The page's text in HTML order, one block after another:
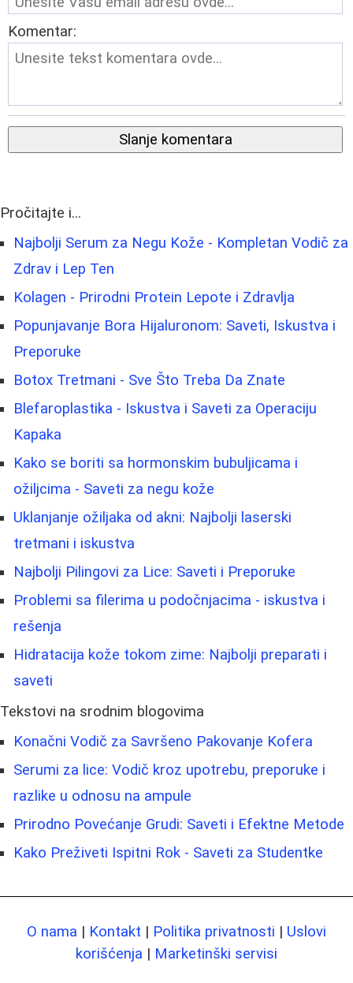
Komentar:
Slanje komentara
Pročitajte i...
Najbolji Serum za Negu Kože - Kompletan Vodič za
Zdrav i Lep Ten
Kolagen - Prirodni Protein Lepote i Zdravlja
Popunjavanje Bora Hijaluronom: Saveti, Iskustva i
Preporuke
Botox Tretmani - Sve Što Treba Da Znate
Blefaroplastika - Iskustva i Saveti za Operaciju
Kapaka
Kako se boriti sa hormonskim bubuljicama i
ožiljcima - Saveti za negu kože
Uklanjanje ožiljaka od akni: Najbolji laserski
tretmani i iskustva
Najbolji Pilingovi za Lice: Saveti i Preporuke
Problemi sa filerima u podočnjacima - iskustva i
rešenja
Hidratacija kože tokom zime: Najbolji preparati i
saveti
Tekstovi na srodnim blogovima
Konačni Vodič za Savršeno Pakovanje Kofera
Serumi za lice: Vodič kroz upotrebu, preporuke i
razlike u odnosu na ampule
Prirodno Povećanje Grudi: Saveti i Efektne Metode
Kako Preživeti Ispitni Rok - Saveti za Studentke
O nama | Kontakt | Politika privatnosti | Uslovi
korišćenja | Marketinški servisi